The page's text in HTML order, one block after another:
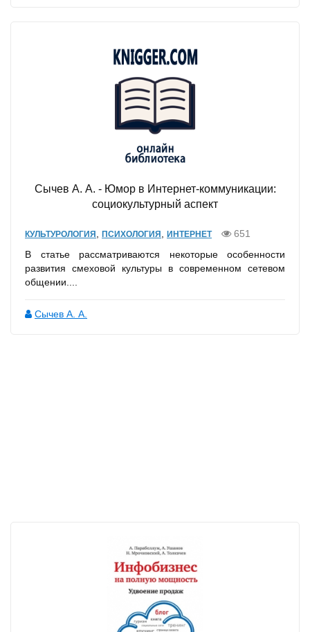
Сычев А. А. - Юмор в Интернет-коммуникации:
социокультурный аспект
КУЛЬТУРОЛОГИЯ , ПСИХОЛОГИЯ , ИНТЕРНЕТ
651
В статье рассматриваются некоторые особенности
развития смеховой культуры в современном сетевом
общении....
Сычев А. А.